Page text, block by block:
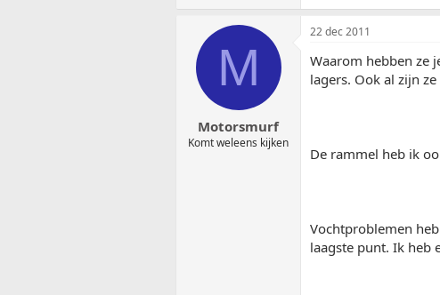
M
Motorsmurf
Komt weleens kijken
22 dec 2011
Waarom hebben ze
lagers. Ook al zijn
De rammel heb ik
Vochtproblemen
laagste punt. Ik heb